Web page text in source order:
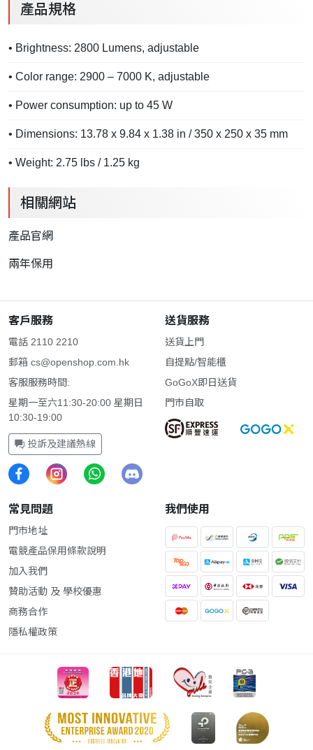
產品規格
• Brightness: 2800 Lumens, adjustable
• Color range: 2900 – 7000 K, adjustable
• Power consumption: up to 45 W
• Dimensions: 13.78 x 9.84 x 1.38 in / 350 x 250 x 35 mm
• Weight: 2.75 lbs / 1.25 kg
相關網站
產品官網
兩年保用
客戶服務
電話 2110 2210
郵箱 cs@openshop.com.hk
客服服務時間:
星期一至六11:30-20:00 星期日
10:30-19:00
投訴及建議熱線
送貨服務
送貨上門
自提點/智能櫃
GoGoX即日送貨
門市自取
常見問題
門市地址
電競產品保用條款說明
加入我們
贊助活動 及 學校優惠
商務合作
隱私權政策
我們使用